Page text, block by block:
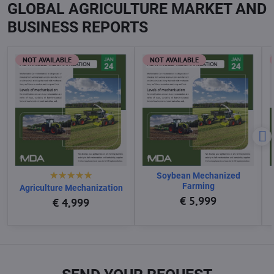
GLOBAL AGRICULTURE MARKET AND
BUSINESS REPORTS
NOT AVAILABLE
Agriculture Mechanization
€ 4,999
NOT AVAILABLE
Soybean Mechanized
Farming
€ 5,999